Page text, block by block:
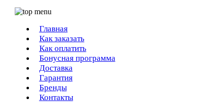
Главная
Как заказать
Как оплатить
Бонусная программа
Доставка
Гарантия
Бренды
Контакты